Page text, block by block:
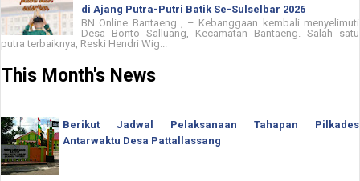
di Ajang Putra-Putri Batik Se-Sulselbar 2026
BN Online Bantaeng , – Kebanggaan kembali menyelimuti
Desa Bonto Salluang, Kecamatan Bantaeng. Salah satu
putra terbaiknya, Reski Hendri Wig...
This Month's News
Berikut Jadwal Pelaksanaan Tahapan Pilkades
Antarwaktu Desa Pattallassang